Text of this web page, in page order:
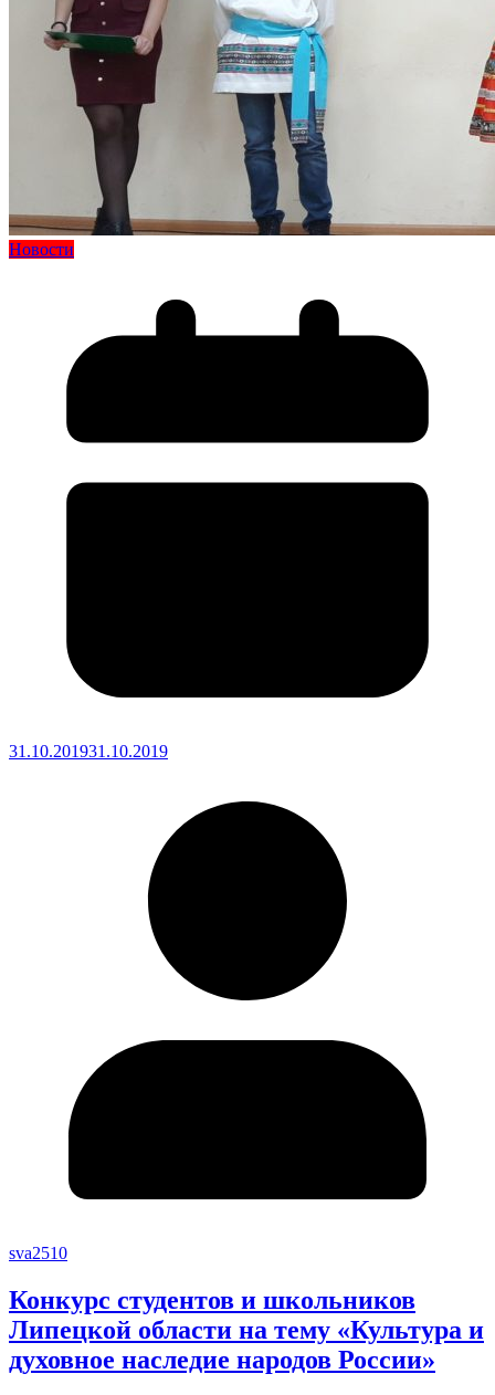
Новости
31.10.201931.10.2019
sva2510
Конкурс студентов и школьников
Липецкой области на тему «Культура и
духовное наследие народов России»